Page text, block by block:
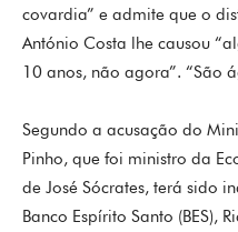
covardia” e admite que o
António Costa lhe causou
10 anos, não agora”. “São
Segundo a acusação do
Pinho, que foi ministro da
de José Sócrates, terá sido
Banco Espírito Santo (BES),